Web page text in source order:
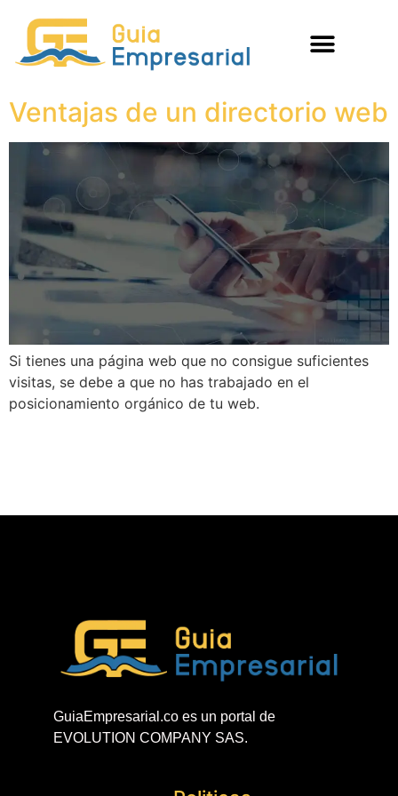
Ventajas de un directorio web
Si tienes una página web que no consigue suficientes
visitas, se debe a que no has trabajado en el
posicionamiento orgánico de tu web.
GuiaEmpresarial.co es un portal de
EVOLUTION COMPANY SAS.